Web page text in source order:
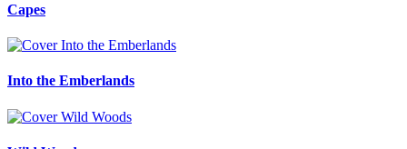
Capes
Into the Emberlands